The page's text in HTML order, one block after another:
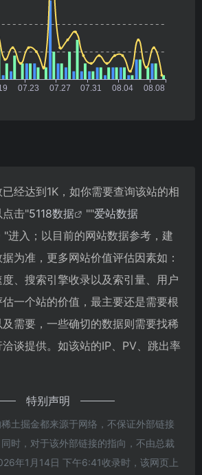
经达到1K，如你需要查询该站的相
点击"5118数据 ""爱站数据
"进入；以目前的网站数据参考，建
为准，更多网站价值评估因素如：
、搜索引擎收录以及索引量、用户
一个站的价值，最主要还是需要根
需要，一些确切的数据则需要找稀
谈提供。如该站的IP、PV、跳出率
特别声明
土掘金都来源于网络，不保证外部链接
时，对于该外部链接的指向，不由总裁
年1月14日 下午6:41收录时，该网页上